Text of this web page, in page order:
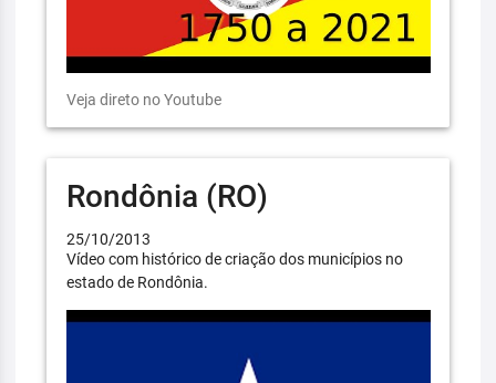
Veja direto no Youtube
Rondônia (RO)
25/10/2013
Vídeo com histórico de criação dos municípios no
estado de Rondônia.